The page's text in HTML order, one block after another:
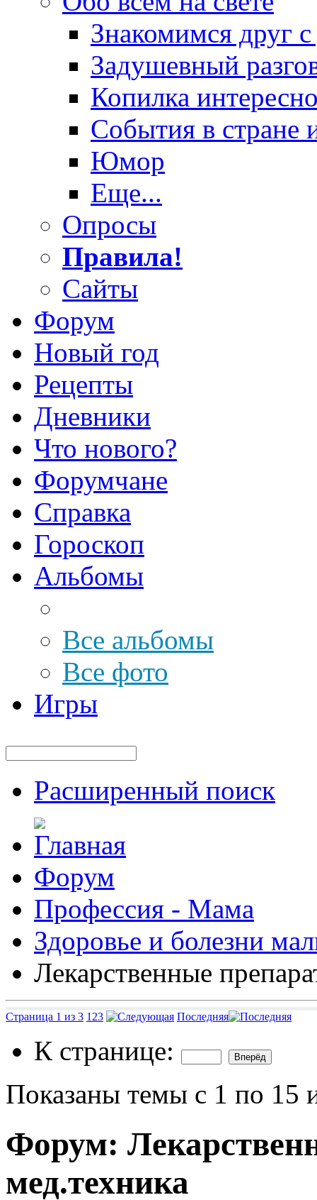
Знакомимся друг
Задушевный
Копилка
События в стране
Юмор
Еще...
Опросы
Правила!
Сайты
Форум
Новый год
Рецепты
Дневники
Что нового?
Форумчане
Справка
Гороскоп
Альбомы
Все альбомы
Все фото
Игры
Расширенный поиск
Форум
Профессия - Мама
Здоровье и болезни
Лекарственные
Страница 1 из 3 1 23 Последняя
К странице:
Показаны темы с 1 по 15
Форум:
мед.техника